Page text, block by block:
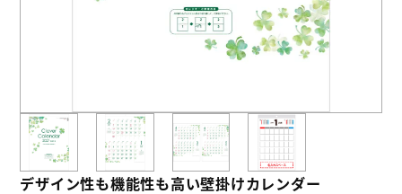
お問い合わせ
カレンダー本舗
デザイン性も機能性も高い壁掛けカレンダー